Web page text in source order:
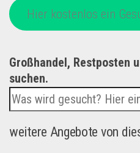
Hier kostenlos ein
Großhandel, Restposten
suchen.
weitere Angebote von